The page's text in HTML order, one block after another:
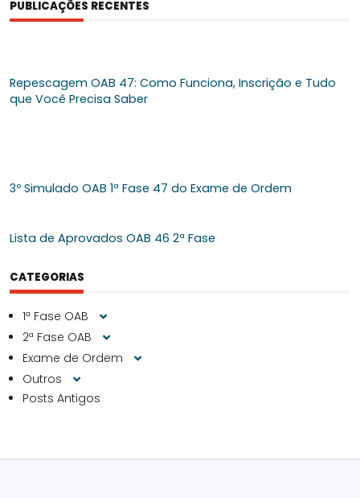
PUBLICAÇÕES RECENTES
Repescagem OAB 47: Como Funciona, Inscrição e Tudo
que Você Precisa Saber
3º Simulado OAB 1ª Fase 47 do Exame de Ordem
Lista de Aprovados OAB 46 2ª Fase
CATEGORIAS
1ª Fase OAB
2ª Fase OAB
Exame de Ordem
Outros
Posts Antigos